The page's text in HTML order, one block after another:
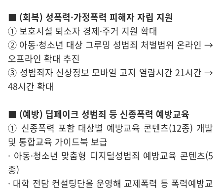
■ (회복) 성폭력·가정폭력 피해자 자립 지원
① 보호시설 퇴소자 경제·주거 지원 확대
② 아동·청소년 대상 그루밍 성범죄 처벌범위 온라인 →
오프라인 확대 추진
③ 성범죄자 신상정보 모바일 고지 열람시간 21시간 →
48시간 확대
■ (예방) 딥페이크 성범죄 등 신종폭력 예방교육
① 신종폭력 포함 대상별 예방교육 콘텐츠(12종) 개발
및 통합교육 가이드북 보급
· 아동·청소년 맞춤형 디지털성범죄 예방교육 콘텐츠(5
종)
· 대학 전담 컨설팅단을 운영해 교제폭력 등 폭력예방교